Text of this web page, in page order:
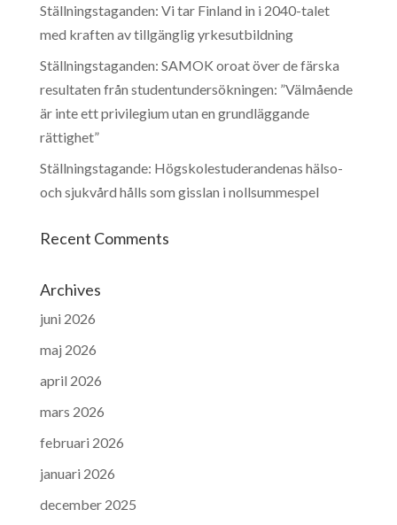
Ställningstaganden: Vi tar Finland in i 2040-talet
med kraften av tillgänglig yrkesutbildning
Ställningstaganden: SAMOK oroat över de färska
resultaten från studentundersökningen: ”Välmående
är inte ett privilegium utan en grundläggande
rättighet”
Ställningstagande: Högskolestuderandenas hälso-
och sjukvård hålls som gisslan i nollsummespel
Recent Comments
Archives
juni 2026
maj 2026
april 2026
mars 2026
februari 2026
januari 2026
december 2025